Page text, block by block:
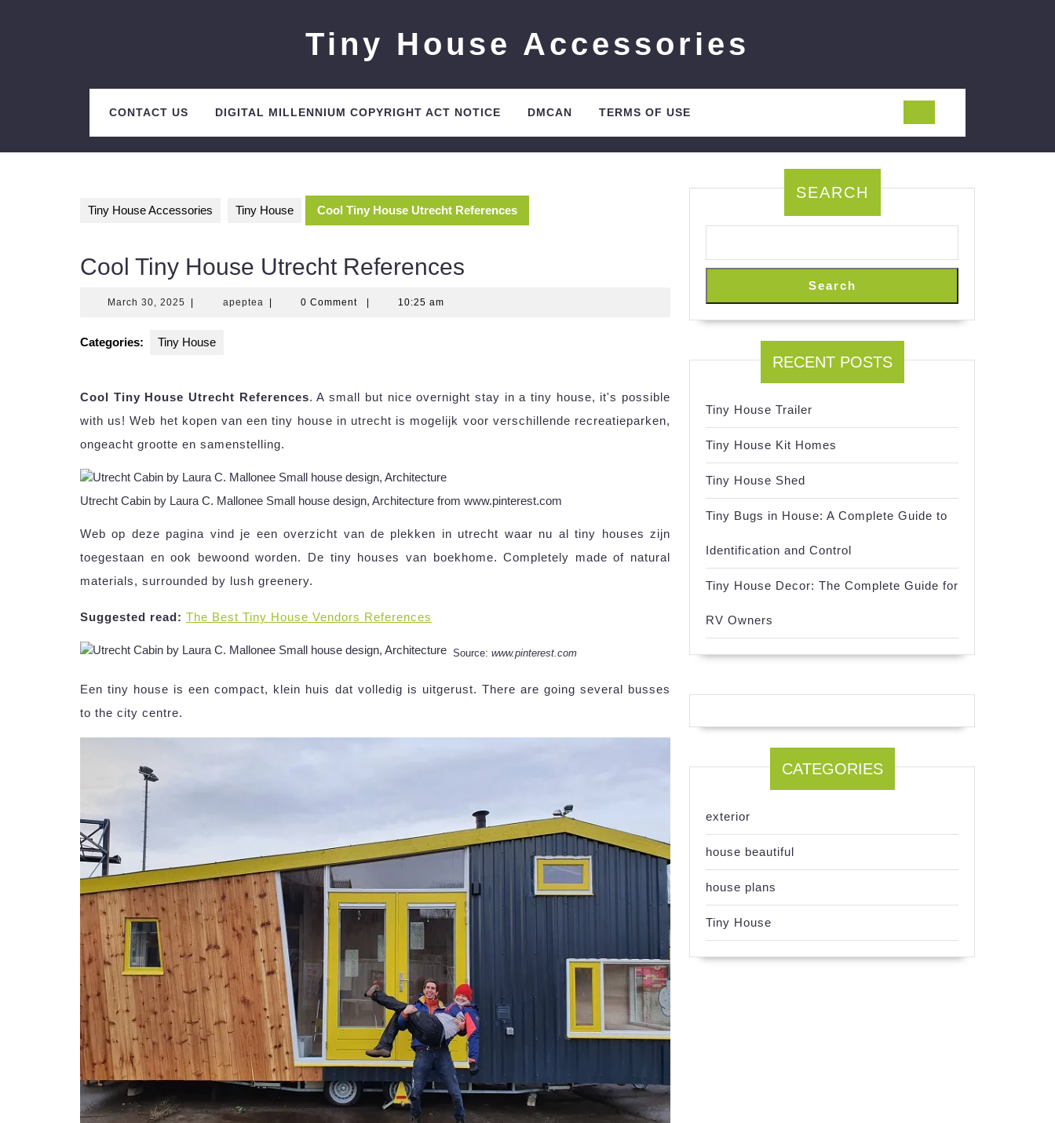
Tiny House Accessories
CONTACT US DIGITAL MILLENNIUM COPYRIGHT ACT NOTICE DMCAN TERMS OF USE
Tiny House Accessories Tiny House Cool Tiny House Utrecht References
Cool Tiny House Utrecht References
March 30, 2025 March
apeptea apeptea0 Comment 10:25 am
Categories: Tiny House
Cool Tiny House Utrecht References. A small but nice overnight stay in a tiny house, it's possible
with us! Web het kopen van een tiny house in utrecht is mogelijk voor verschillende recreatieparken,
ongeacht grootte en samenstelling.
Utrecht Cabin by Laura C. Mallonee Small house design, Architecture from www.pinterest.com
Web op deze pagina vind je een overzicht van de plekken in utrecht waar nu al tiny houses zijn
toegestaan en ook bewoond worden. De tiny houses van boekhome. Completely made of natural
materials, surrounded by lush greenery.
Suggested read: The Best Tiny House Vendors References
Source: www.pinterest.com
Een tiny house is een compact, klein huis dat volledig is uitgerust. There are going several busses
to the city centre.
SEARCH
Search
RECENT POSTS
Tiny House Trailer
Tiny House Kit Homes
Tiny House Shed
Tiny Bugs in House: A Complete Guide to
Identification and Control
Tiny House Decor: The Complete Guide for
RV Owners
CATEGORIES
exterior
house beautiful
house plans
Tiny House